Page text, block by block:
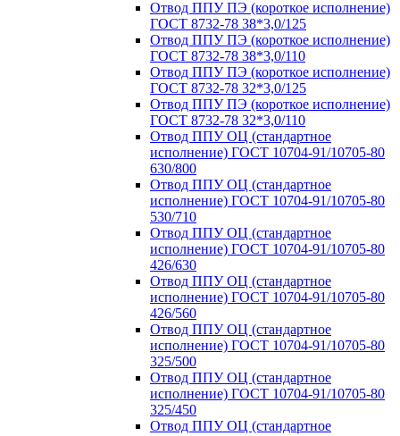
Отвод ППУ ПЭ (короткое исполнение)
ГОСТ 8732-78 38*3,0/125
Отвод ППУ ПЭ (короткое исполнение)
ГОСТ 8732-78 38*3,0/110
Отвод ППУ ПЭ (короткое исполнение)
ГОСТ 8732-78 32*3,0/125
Отвод ППУ ПЭ (короткое исполнение)
ГОСТ 8732-78 32*3,0/110
Отвод ППУ ОЦ (стандартное
исполнение) ГОСТ 10704-91/10705-80
630/800
Отвод ППУ ОЦ (стандартное
исполнение) ГОСТ 10704-91/10705-80
530/710
Отвод ППУ ОЦ (стандартное
исполнение) ГОСТ 10704-91/10705-80
426/630
Отвод ППУ ОЦ (стандартное
исполнение) ГОСТ 10704-91/10705-80
426/560
Отвод ППУ ОЦ (стандартное
исполнение) ГОСТ 10704-91/10705-80
325/500
Отвод ППУ ОЦ (стандартное
исполнение) ГОСТ 10704-91/10705-80
325/450
Отвод ППУ ОЦ (стандартное